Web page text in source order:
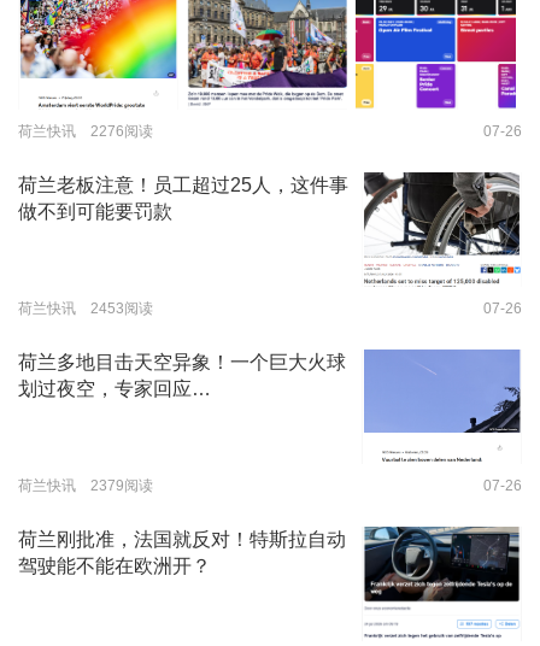
荷兰快讯 2276阅读 07-26
荷兰老板注意！员工超过25人，这件事
做不到可能要罚款
荷兰快讯 2453阅读 07-26
荷兰多地目击天空异象！一个巨大火球
划过夜空，专家回应…
荷兰快讯 2379阅读 07-26
荷兰刚批准，法国就反对！特斯拉自动
驾驶能不能在欧洲开？